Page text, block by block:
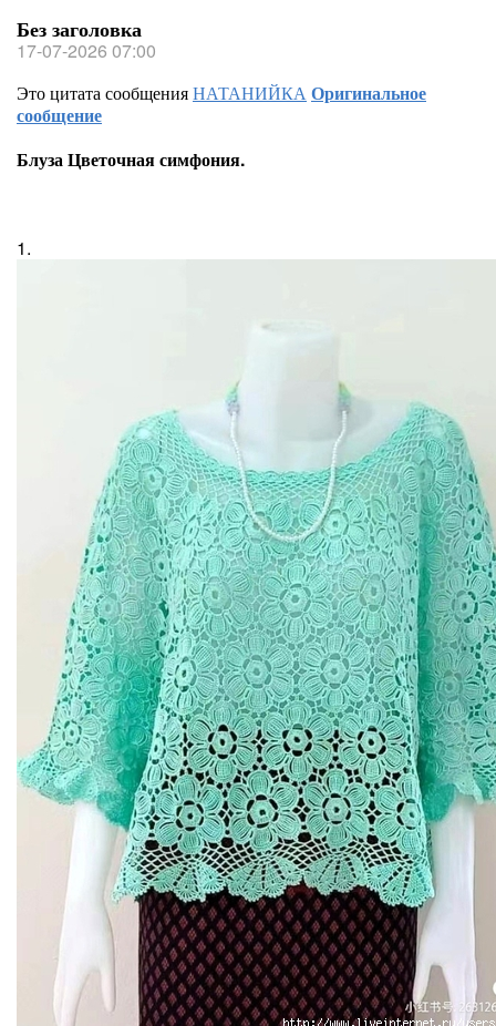
Без заголовка
17-07-2026 07:00
Это цитата сообщенияНАТАНИЙКАОригинальное
сообщение
Блуза Цветочная симфония.
1.